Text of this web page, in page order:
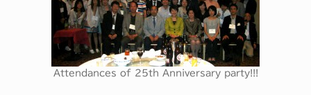
Attendances of 25th Anniversary party!!!